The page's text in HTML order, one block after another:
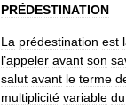
PRÉDESTINATION
La prédestination est
l’appeler avant son
salut avant le terme
multiplicité variable du